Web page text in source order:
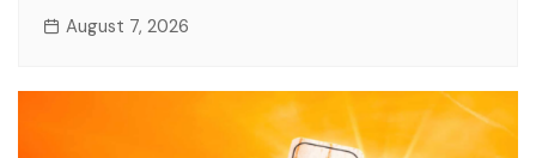
August 7, 2026